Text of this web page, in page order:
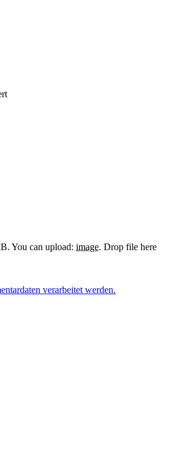
You can upload: image. Drop file here
verarbeitet werden.